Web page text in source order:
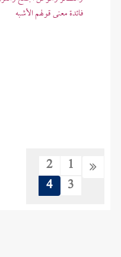
فائدة معنى قولهم الأشبه
1
2
3
4